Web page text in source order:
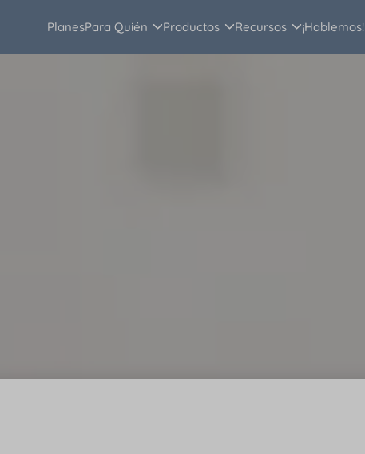
PlanesPara Quién Productos Recursos ¡Hablemos!